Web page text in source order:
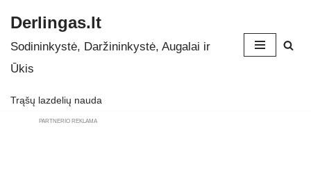
Skip
to
Derlingas.lt
Sodininkystė, Daržininkystė, Augalai ir
Ūkis
Trąšų lazdelių nauda
PARTNERIO REKLAMA